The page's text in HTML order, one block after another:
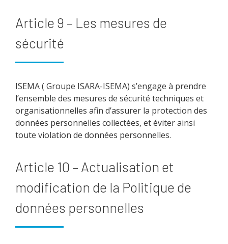
Article 9 – Les mesures de
sécurité
ISEMA ( Groupe ISARA-ISEMA) s’engage à prendre
l’ensemble des mesures de sécurité techniques et
organisationnelles afin d’assurer la protection des
données personnelles collectées, et éviter ainsi
toute violation de données personnelles.
Article 10 – Actualisation et
modification de la Politique de
données personnelles